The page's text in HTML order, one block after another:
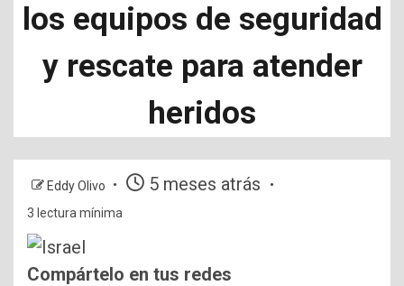
los equipos de seguridad
y rescate para atender
heridos
Eddy Olivo 5 meses atrás
3 lectura mínima
Compártelo en tus redes